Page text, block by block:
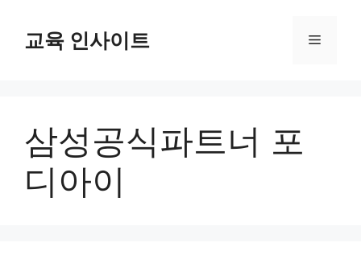
교육 인사이트 메
삼성공식파트너 포
디아이